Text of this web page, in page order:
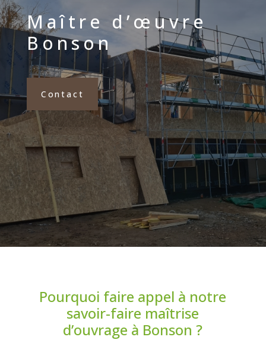
Maître d’œuvre
Bonson
Contact
Pourquoi faire appel à notre
savoir-faire maîtrise
d’ouvrage à Bonson ?